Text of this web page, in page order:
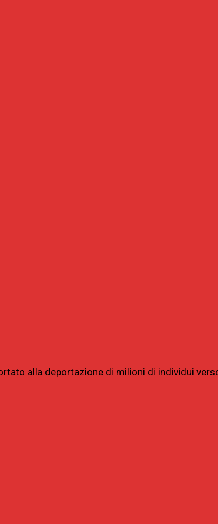
alla deportazione di milioni di individui